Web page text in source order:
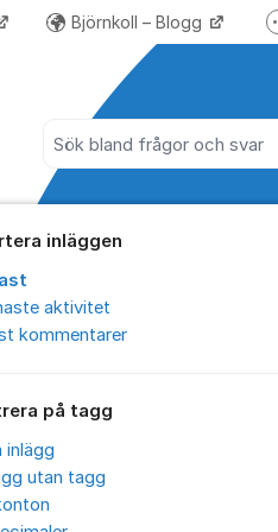
Sök bland alla inlägg
Björnkoll – Blogg
inläggen
aktivitet
kommentarer
på tagg
inlägg
utan tagg